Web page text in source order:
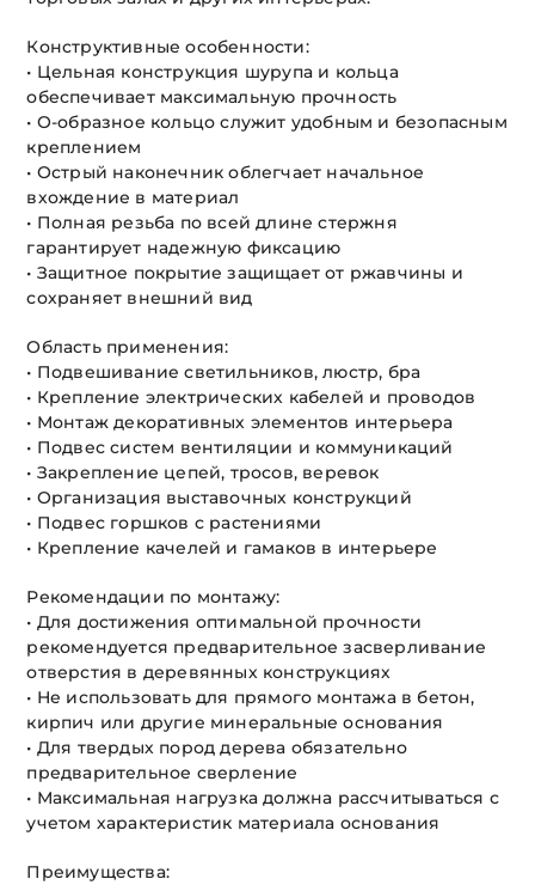
Конструктивные особенности:
• Цельная конструкция шурупа и кольца
обеспечивает максимальную прочность
• О-образное кольцо служит удобным и безопасным
креплением
• Острый наконечник облегчает начальное
вхождение в материал
• Полная резьба по всей длине стержня
гарантирует надежную фиксацию
• Защитное покрытие защищает от ржавчины и
сохраняет внешний вид
Область применения:
• Подвешивание светильников, люстр, бра
• Крепление электрических кабелей и проводов
• Монтаж декоративных элементов интерьера
• Подвес систем вентиляции и коммуникаций
• Закрепление цепей, тросов, веревок
• Организация выставочных конструкций
• Подвес горшков с растениями
• Крепление качелей и гамаков в интерьере
Рекомендации по монтажу:
• Для достижения оптимальной прочности
рекомендуется предварительное засверливание
отверстия в деревянных конструкциях
• Не использовать для прямого монтажа в бетон,
кирпич или другие минеральные основания
• Для твердых пород дерева обязательно
предварительное сверление
• Максимальная нагрузка должна рассчитываться с
учетом характеристик материала основания
Преимущества: